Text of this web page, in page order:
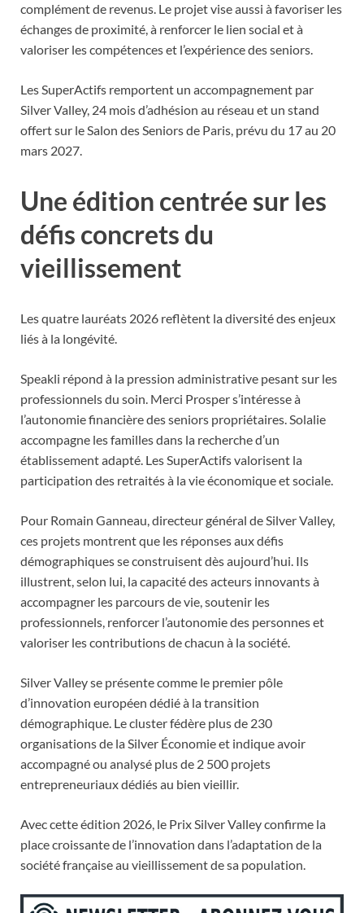
complément de revenus. Le projet vise aussi à favoriser les
échanges de proximité, à renforcer le lien social et à
valoriser les compétences et l’expérience des seniors.
Les SuperActifs remportent un accompagnement par
Silver Valley, 24 mois d’adhésion au réseau et un stand
offert sur le Salon des Seniors de Paris, prévu du 17 au 20
mars 2027.
Une édition centrée sur les
défis concrets du
vieillissement
Les quatre lauréats 2026 reflètent la diversité des enjeux
liés à la longévité.
Speakli répond à la pression administrative pesant sur les
professionnels du soin. Merci Prosper s’intéresse à
l’autonomie financière des seniors propriétaires. Solalie
accompagne les familles dans la recherche d’un
établissement adapté. Les SuperActifs valorisent la
participation des retraités à la vie économique et sociale.
Pour Romain Ganneau, directeur général de Silver Valley,
ces projets montrent que les réponses aux défis
démographiques se construisent dès aujourd’hui. Ils
illustrent, selon lui, la capacité des acteurs innovants à
accompagner les parcours de vie, soutenir les
professionnels, renforcer l’autonomie des personnes et
valoriser les contributions de chacun à la société.
Silver Valley se présente comme le premier pôle
d’innovation européen dédié à la transition
démographique. Le cluster fédère plus de 230
organisations de la Silver Économie et indique avoir
accompagné ou analysé plus de 2 500 projets
entrepreneuriaux dédiés au bien vieillir.
Avec cette édition 2026, le Prix Silver Valley confirme la
place croissante de l’innovation dans l’adaptation de la
société française au vieillissement de sa population.